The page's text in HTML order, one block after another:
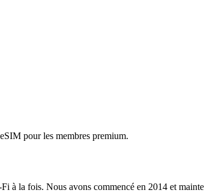
pour les membres premium.
à la fois. Nous avons commencé en 2014 et